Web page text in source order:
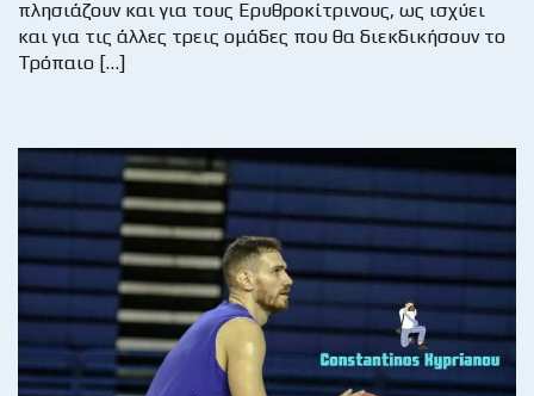
πλησιάζουν και για τους Ερυθροκίτρινους, ως ισχύει
και για τις άλλες τρεις ομάδες που θα διεκδικήσουν το
Τρόπαιο […]